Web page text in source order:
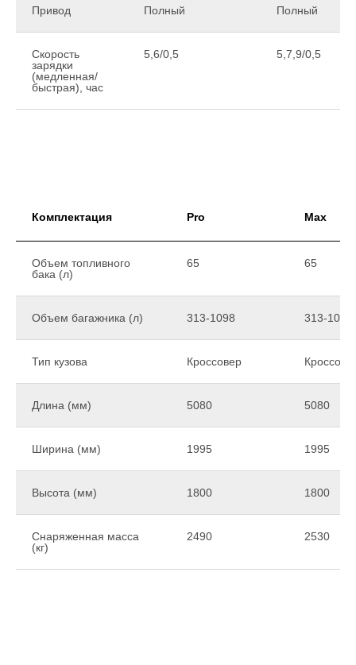
Привод Полный Полный
Скорость
зарядки
(медленная/
быстрая), час
5,6/0,5 5,7,9/0,5
Комплектация Pro Max
Объем топливного
бака (л)
65 65
Объем багажника (л) 313-1098 313-1098
Тип кузова Кроссовер
Длина (мм) 5080 5080
Ширина (мм) 1995 1995
Высота (мм) 1800 1800
Снаряженная масса
(кг)
2490 2530